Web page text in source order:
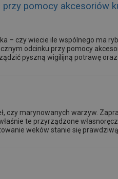
pomocy akcesoriów
– czy wiecie ile wspólnego ma
odcinku przy pomocy
pyszną wigilijną potrawę
czy marynowanych warzyw.
te przyrządzone
weków stanie się